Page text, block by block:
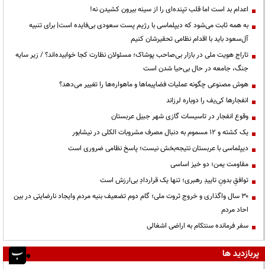
اعدام بد است اما قلب تپنده‌ای را از سینه بیرون کشیدن نه!
به همه ثابت می‌شود که دیپلماسی با رژیم پست سعودی بی‌فایده است| برای تنبیه
آل‌سعود باید با اقدام نظامی تحقیرشان کنیم
تاراج هویت ملی در بازار بی‌صاحب پوشاک؛ مسئولان نظارت کجا خوابیده‌اند؟ / زیر سایه
جنگ، جامعه در حال بی‌حیا شدن است
هوش مصنوعی چگونه عملیات فضاپیماها و ماهواره‌ها را تغییر می‌دهد؟
انفجارها کی‌یف را دوباره لرزاند
وقوع انفجار در تاسیسات گازی شهر جبیل عربستان
یک کشته و ۱۲ مسموم به دنبال مصرف مشروبات الکلی در نیشابور
دیپلماسی با عربستان نتیجه‌بخش نیست؛ پاسخ نظامی ضروری است
مقاومت یمن؛ دو خیز اساسی
توافقِ بدونِ تاییدِ رهبری؛ تنها یک قراردادِ بی‌ارزش است
۳۰ سال واگذاری و خروج ثروت ملی؛ گام دوم تضعیف بنیه مردم وایجاد نارضایتی در بین
احاد مردم
سفر فرمانده سنتکام به اراضی اشغالی
پربازدید ها